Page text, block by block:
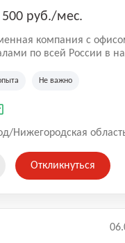
руб./мес.
компания с
персонала. В
опыт.
Не важно
Нижегородская
Откликнуться